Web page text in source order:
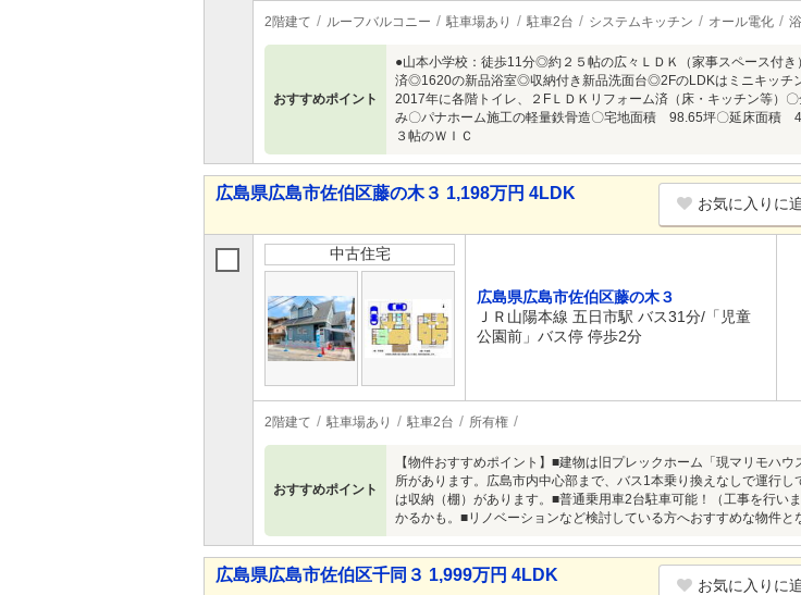
2階建て ルーフバルコニー 駐車場あり 駐車2台 システムキッチン オール電化
おすすめポイント
●山本小学校：徒歩11分◎約２５帖の広々ＬＤＫ（家事スペース付
済◎1620の新品浴室◎収納付き新品洗面台◎2FのLDKはミニキッチ
2017年に各階トイレ、２FＬＤＫリフォーム済（床・キッチン等）
み〇パナホーム施工の軽量鉄骨造〇宅地面積 98.65坪〇延床面積
３帖のＷＩＣ
広島県広島市佐伯区藤の木３ 1,198万円 4LDK
お気に入りに
中古住宅
広島県広島市佐伯区藤の木３
ＪＲ山陽本線 五日市駅 バス31分/「児童
公園前」バス停 停歩2分
2階建て 駐車場あり 駐車2台 所有権
おすすめポイント
【物件おすすめポイント】■建物は旧プレックホーム「現マリモハ
所があります。広島市内中心部まで、バス1本乗り換えなしで運行
は収納（棚）があります。■普通乗用車2台駐車可能！（工事を行い
かるかも。■リノベーションなど検討している方へおすすめな物件
広島県広島市佐伯区千同３ 1,999万円 4LDK
お気に入りに